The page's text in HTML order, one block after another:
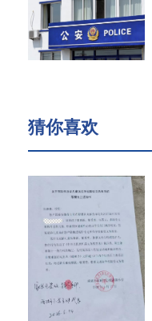
猜你喜欢